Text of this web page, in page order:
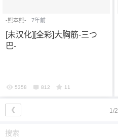
-熊本熊- 7年前
[未汉化][全彩]大胸筋-三つ
巴-
5358 812 11
1/2
❮